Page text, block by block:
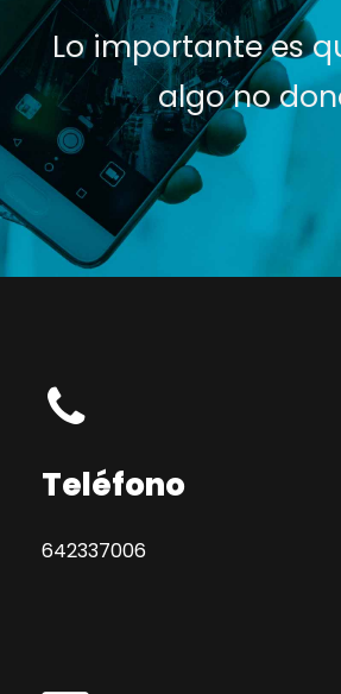
Lo importante es
algo no
Teléfono
642337006